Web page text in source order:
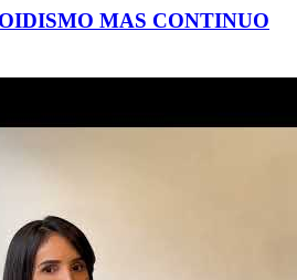
MAS CONTINUO